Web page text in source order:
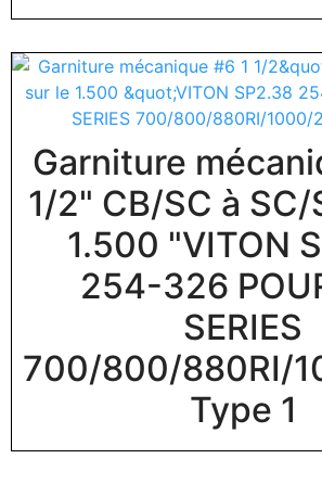
Garniture
1/2" CB/SC à SC/
1.500 "VITON
254-326
SERIES
700/800/880RI/
Type 1